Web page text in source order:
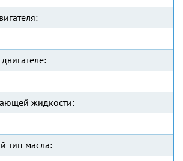
жидкости:
тип масла: